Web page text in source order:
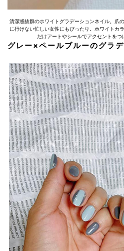
清潔感抜群のホワイトグラデーションネイル。爪
に行けない忙しい女性にもぴったり。ホワイトカ
だけアートやシールでアクセントをつ
グレー×ペールブルーのグラ